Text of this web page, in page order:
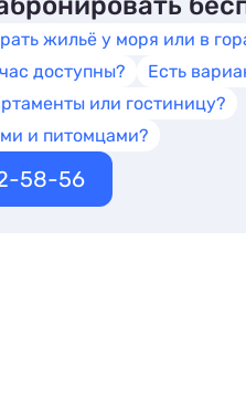
жильё у моря или в
доступны?
Есть
или гостиницу?
и питомцами?
58-56